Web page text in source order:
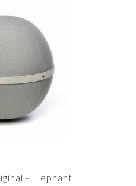
- Elephant